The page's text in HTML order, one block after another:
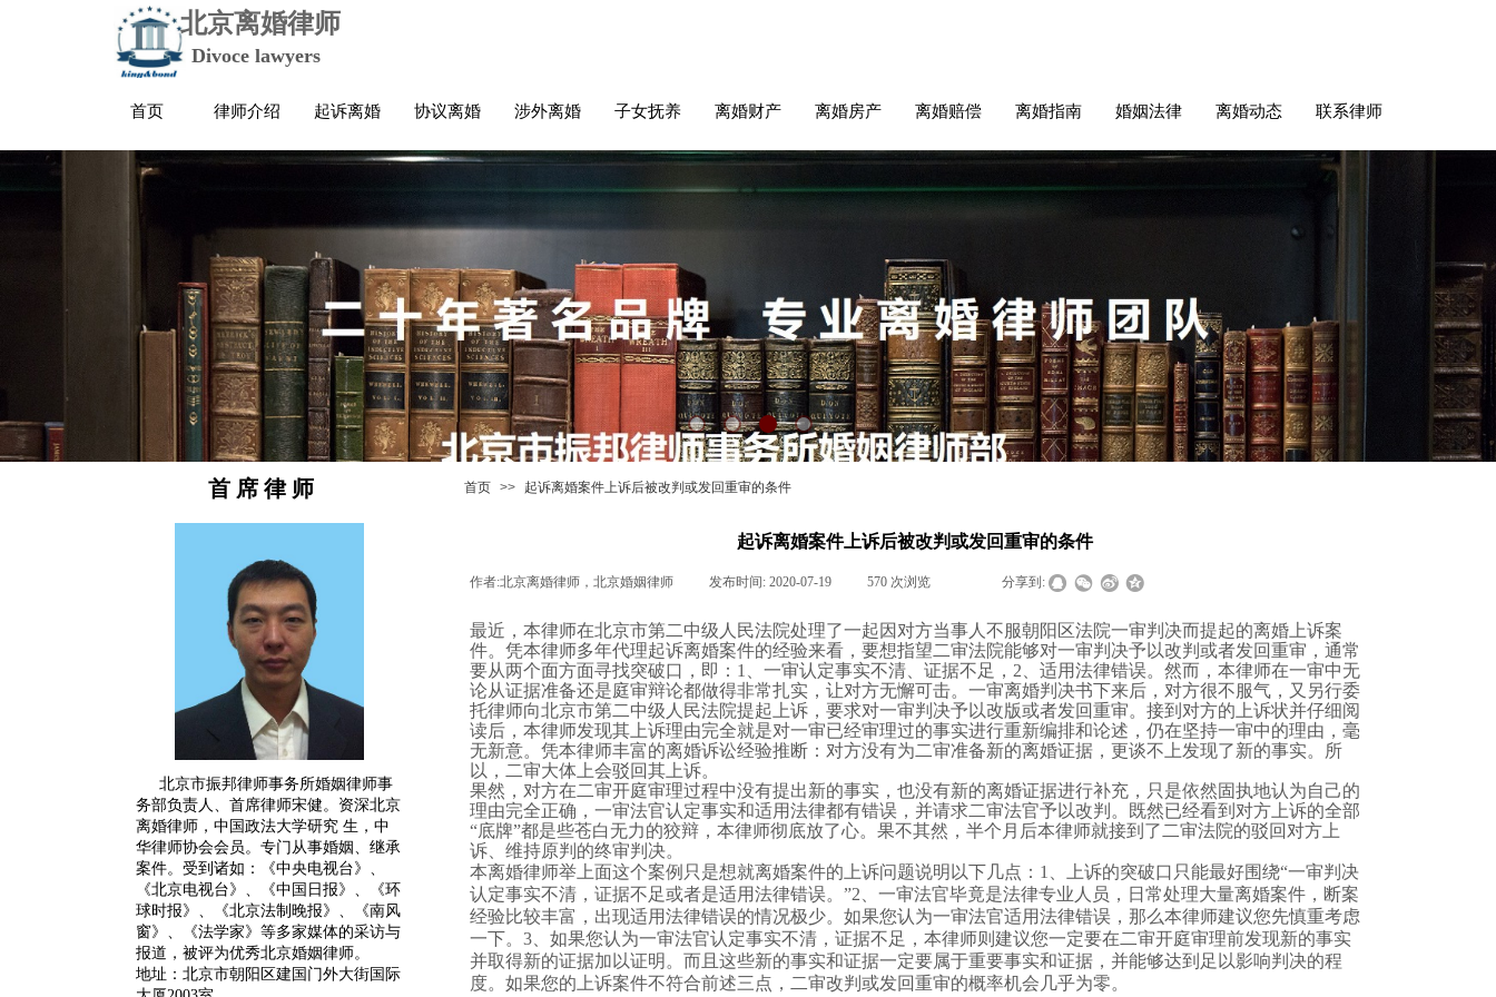
北京离婚律师
Divoce lawyers
首页 律师介绍 起诉离婚 协议离婚 涉外离婚 子女抚养 离婚财产 离婚房产 离婚赔偿 离婚指南 婚姻法律 离婚动态 联系律师
首 席 律 师 首页 >> 起诉离婚案件上诉后被改判或发回重审的条件
起诉离婚案件上诉后被改判或发回重审的条件
作者:北京离婚律师，北京婚姻律师 发布时间: 2020-07-19 570 次浏览 分享到:
最近，本律师在北京市第二中级人民法院处理了一起因对方当事人不服朝阳区法院一审判决而提起的离婚上诉案
件。凭本律师多年代理起诉离婚案件的经验来看，要想指望二审法院能够对一审判决予以改判或者发回重审，通常
要从两个面方面寻找突破口，即： 1 、一审认定事实不清、证据不足， 2 、适用法律错误。然而，本律师在一审中无
论从证据准备还是庭审辩论都做得非常扎实，让对方无懈可击。 一审离婚判决书下来后，对方很不服气，又另行委
托律师向北京市第二中级人民法院提起上诉，要求对一审判决予以改版或者发回重审。接到对方的上诉状并仔细阅
读后，本律师发现其上诉理由完全就是对一审已经审理过的事实进行重新编排和论述，仍在坚持一审中的理由，毫
无新意。凭本律师丰富的离婚诉讼经验推断：对方没有为二审准备新的离婚证据 ，更谈不上发现了新的事实。所
以，二审大体上会驳回其上诉。
果然，对方在二审开庭审理过程中没有提出新的事实，也没有新的离婚证据进行补充，只是依然固执地认为自己的
理由完全正确，一审法官认定事实和适用法律都有错误，并请求二审法官予以改判。既然已经看到对方上诉的全部
“底牌”都是些苍白无力的狡辩，本律师彻底放了心。果不其然，半个月后本律师就接到了二审法院的驳回对方上
诉、维持原判的终审判决。
本离婚律师举上面这个案例只是想就离婚案件的上诉问题说明以下几点： 1 、上诉的突破口只能最好围绕“一审判决
认定事实不清，证据不足或者是适用法律错误。 ”2 、一审法官毕竟是法律专业人员，日常处理大量离婚案件，断案
经验比较丰富，出现适用法律错误的情况极少。如果您认为一审法官适用法律错误，那么本律师建议您先慎重考虑
一下。 3 、如果您认为一审法官认定事实不清，证据不足，本律师则建议您一定要在二审开庭审理前发现新的事实
并取得新的证据加以证明。而且这些新的事实和证据一定要属于重要事实和证据，并能够达到足以影响判决的程
度。如果您的上诉案件不符合前述三点，二审改判或发回重审的概率机会几乎为零。
北京市振邦律师事务所婚姻律师事
务部负责人、首席律师宋健。 资深北京
离婚律师 ，中国政法大学研究 生，中
华律师协会会员。专门从事婚姻、继承
案件。受到诸如：《中央电视台》、
《北京电视台》、《中国日报》、《环
球时报》、《北京法制晚报》、《南风
窗》、《法学家》等多家媒体的采访与
报道，被评为优秀北京婚姻律师。
地址：北京市朝阳区建国门外大街国际